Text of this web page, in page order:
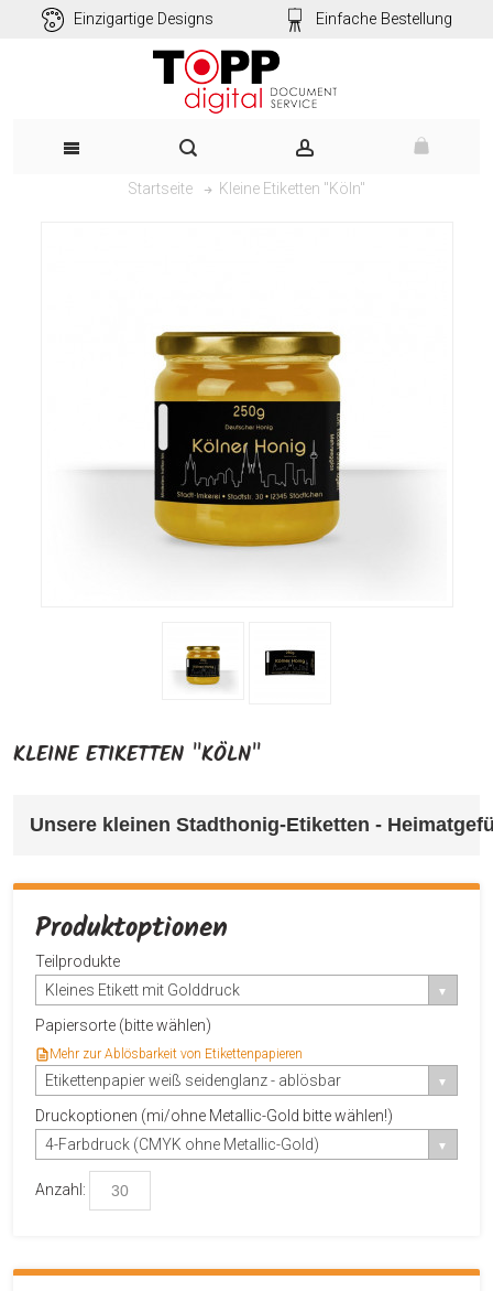
Einzigartige Designs Einfache Bestellung
Startseite Kleine Etiketten "Köln"
KLEINE ETIKETTEN "KÖLN"
Unsere kleinen Stadthonig-Etiketten -
Produktoptionen
Teilprodukte
Kleines Etikett mit Golddruck
Papiersorte (bitte wählen)
Mehr zur Ablösbarkeit von Etikettenpapieren
Etikettenpapier weiß seidenglanz - ablösbar
Druckoptionen (mi/ohne Metallic-Gold bitte wählen!)
4-Farbdruck (CMYK ohne Metallic-Gold)
Anzahl: